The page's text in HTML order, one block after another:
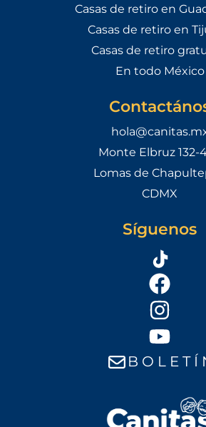
Casas de retiro en
Casas de retiro en
Casas de retiro
En todo México
Monte Elbruz 132-
Lomas de
CDMX
Síguenos
B O L E T Í